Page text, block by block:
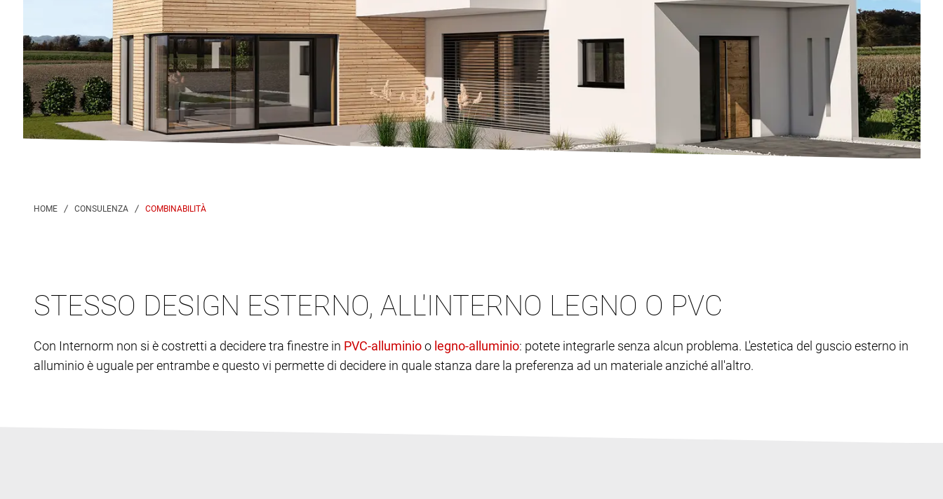
COMBINABILITÀ
STESSO DESIGN ESTERNO, ALL'INTERNO LEGNO O PVC
Con Internorm non si è costretti a decidere tra finestre in o
: potete integrarle senza alcun problema. L'estetica del guscio esterno in
alluminio è uguale per entrambe e questo vi permette di decidere in quale stanza dare la preferenza ad un materiale anziché all'altro.